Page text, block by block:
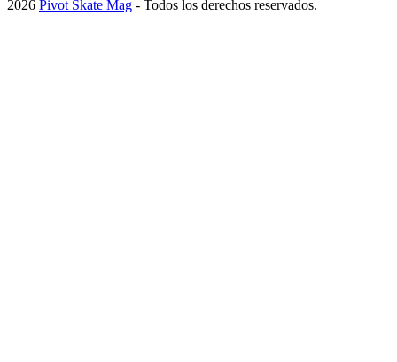
2026 Pivot Skate Mag - Todos los derechos reservados.